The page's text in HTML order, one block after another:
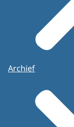
Archief